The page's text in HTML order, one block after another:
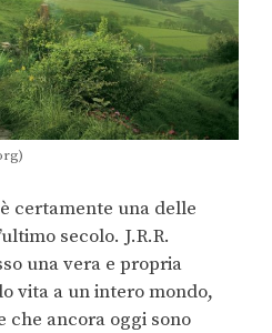
certamente una delle
secolo. J.R.R.
una vera e propria
vita a un intero mondo,
ancora oggi sono